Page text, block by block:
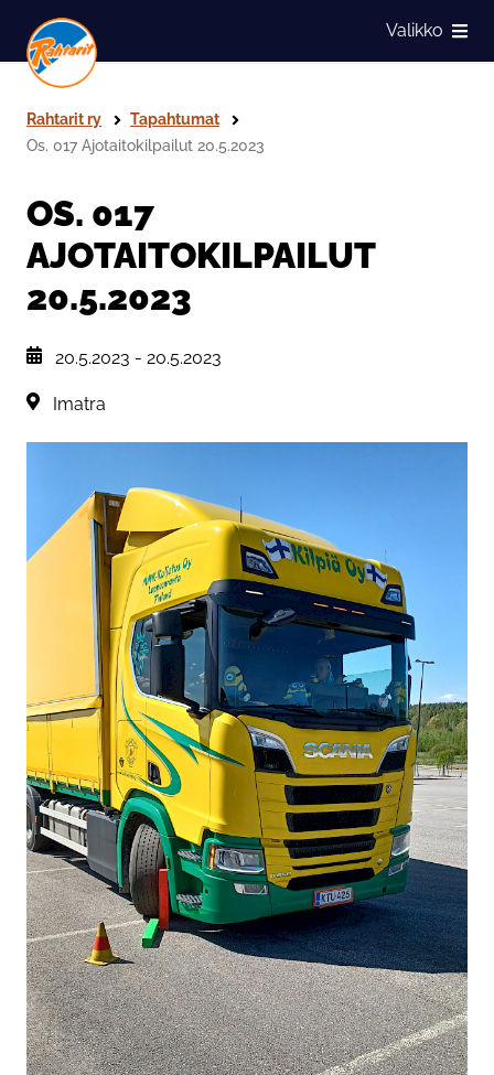
Siirry sivun sisältöön
Näytä
Valikko
Rahtarit ry
Tapahtumat
Os. 017 Ajotaitokilpailut 20.5.2023
OS. 017
AJOTAITOKILPAILUT
20.5.2023
, Tapahtuman päiväys:
20.5.2023 - 20.5.2023
Sijainti:Imatra